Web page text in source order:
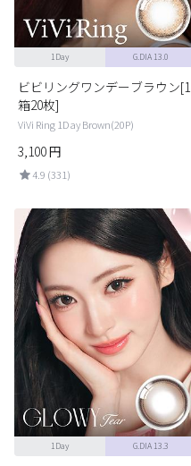
1Day G.DIA 13.0
ビビリングワンデーブラウン[1
箱20枚]
ViVi Ring 1Day Brown(20P)
3,100円
4.9 (331)
1Day G.DIA 13.3